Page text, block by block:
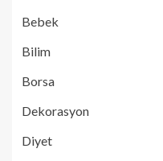
Bebek
Bilim
Borsa
Dekorasyon
Diyet